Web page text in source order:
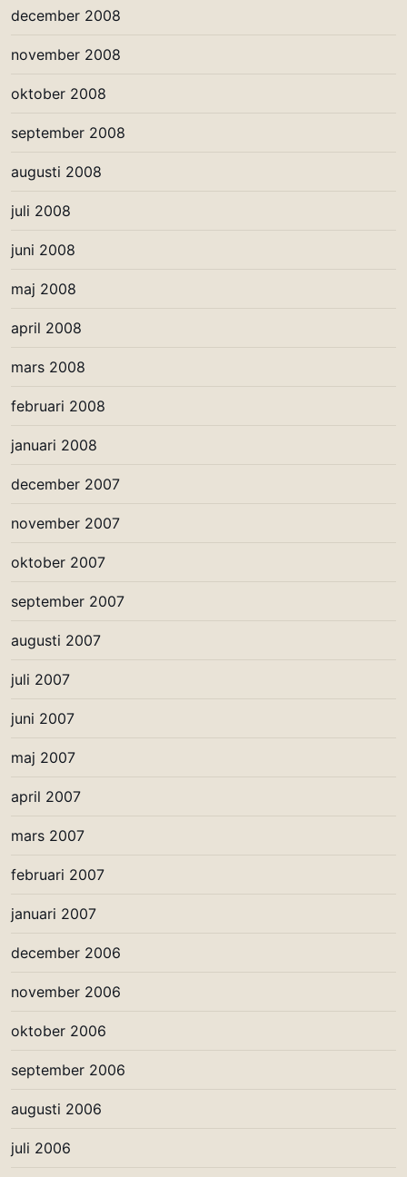
december 2008
november 2008
oktober 2008
september 2008
augusti 2008
juli 2008
juni 2008
maj 2008
april 2008
mars 2008
februari 2008
januari 2008
december 2007
november 2007
oktober 2007
september 2007
augusti 2007
juli 2007
juni 2007
maj 2007
april 2007
mars 2007
februari 2007
januari 2007
december 2006
november 2006
oktober 2006
september 2006
augusti 2006
juli 2006